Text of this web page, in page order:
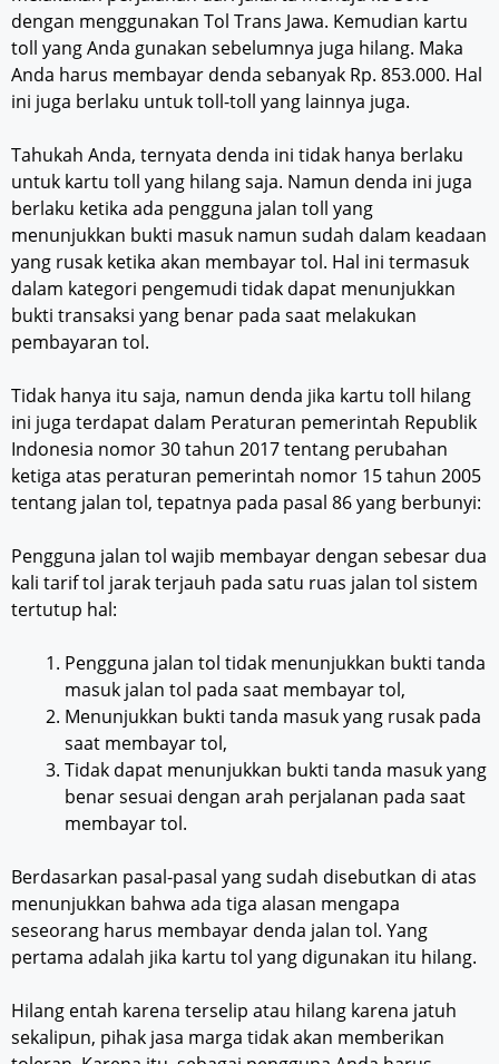
dengan menggunakan Tol Trans Jawa. Kemudian kartu
toll yang Anda gunakan sebelumnya juga hilang. Maka
Anda harus membayar denda sebanyak Rp. 853.000. Hal
ini juga berlaku untuk toll-toll yang lainnya juga.
Tahukah Anda, ternyata denda ini tidak hanya berlaku
untuk kartu toll yang hilang saja. Namun denda ini juga
berlaku ketika ada pengguna jalan toll yang
menunjukkan bukti masuk namun sudah dalam keadaan
yang rusak ketika akan membayar tol. Hal ini termasuk
dalam kategori pengemudi tidak dapat menunjukkan
bukti transaksi yang benar pada saat melakukan
pembayaran tol.
Tidak hanya itu saja, namun denda jika kartu toll hilang
ini juga terdapat dalam Peraturan pemerintah Republik
Indonesia nomor 30 tahun 2017 tentang perubahan
ketiga atas peraturan pemerintah nomor 15 tahun 2005
tentang jalan tol, tepatnya pada pasal 86 yang berbunyi:
Pengguna jalan tol wajib membayar dengan sebesar dua
kali tarif tol jarak terjauh pada satu ruas jalan tol sistem
tertutup hal:
Pengguna jalan tol tidak menunjukkan bukti tanda
masuk jalan tol pada saat membayar tol,
Menunjukkan bukti tanda masuk yang rusak pada
saat membayar tol,
Tidak dapat menunjukkan bukti tanda masuk yang
benar sesuai dengan arah perjalanan pada saat
membayar tol.
Berdasarkan pasal-pasal yang sudah disebutkan di atas
menunjukkan bahwa ada tiga alasan mengapa
seseorang harus membayar denda jalan tol. Yang
pertama adalah jika kartu tol yang digunakan itu hilang.
Hilang entah karena terselip atau hilang karena jatuh
sekalipun, pihak jasa marga tidak akan memberikan